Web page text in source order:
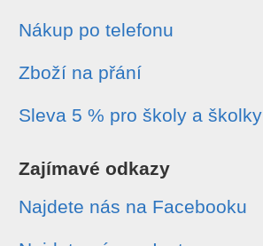
Nákup po telefonu
Zboží na přání
Sleva 5 % pro školy a školky
Zajímavé odkazy
Najdete nás na Facebooku